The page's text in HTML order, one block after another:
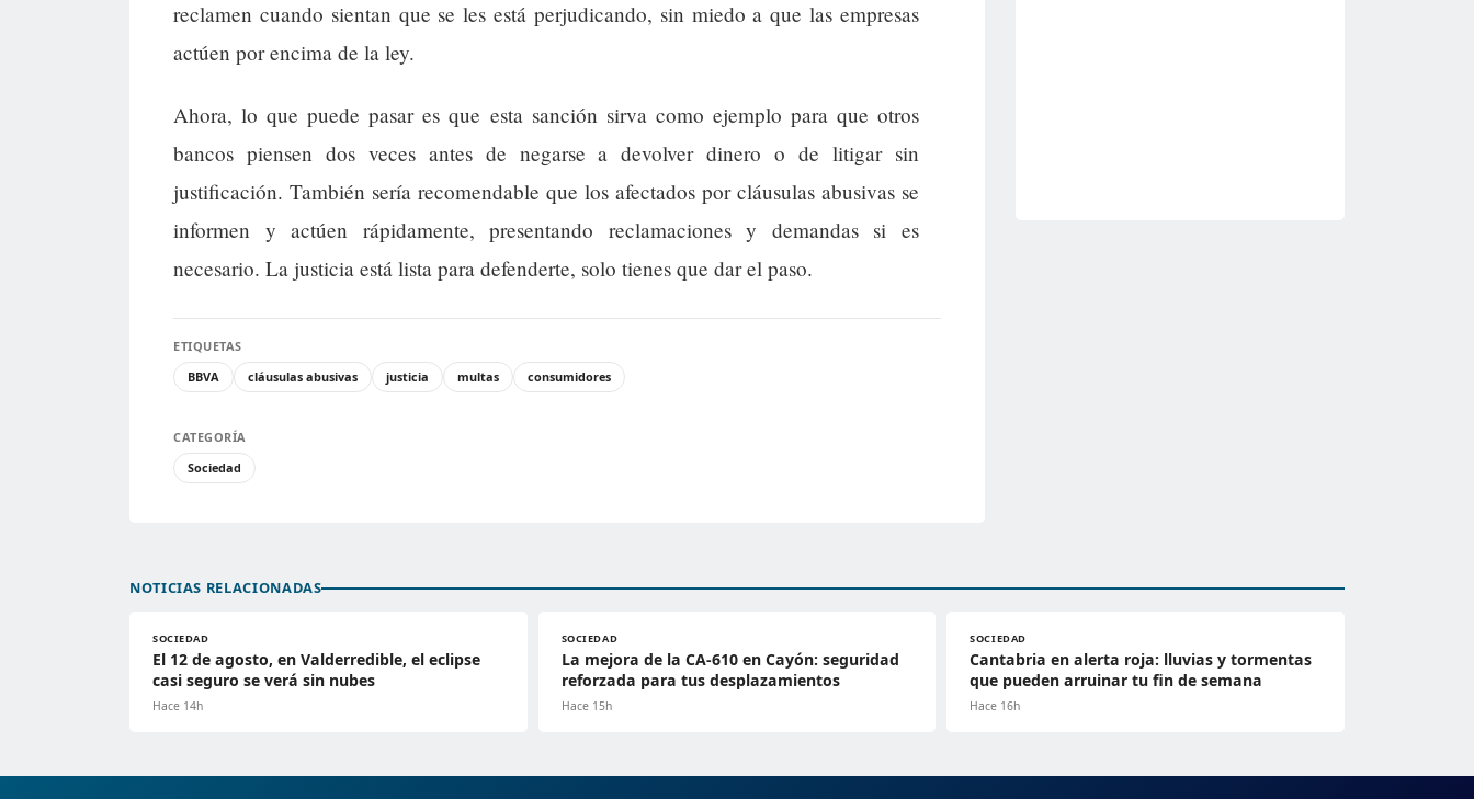
reclamen cuando sientan que se les está perjudicando, sin miedo a que las empresas
actúen por encima de la ley.
Ahora, lo que puede pasar es que esta sanción sirva como ejemplo para que otros
bancos piensen dos veces antes de negarse a devolver dinero o de litigar sin
justificación. También sería recomendable que los afectados por cláusulas abusivas se
informen y actúen rápidamente, presentando reclamaciones y demandas si es
necesario. La justicia está lista para defenderte, solo tienes que dar el paso.
ETIQUETAS
BBVA
cláusulas abusivas justicia multas consumidores
CATEGORÍA
Sociedad
NOTICIAS RELACIONADAS
SOCIEDAD
El 12 de agosto, en Valderredible, el eclipse
casi seguro se verá sin nubes
Hace 14h
SOCIEDAD
La mejora de la CA-610 en Cayón: seguridad
reforzada para tus desplazamientos
Hace 15h
SOCIEDAD
Cantabria en alerta roja: lluvias y tormentas
que pueden arruinar tu fin de semana
Hace 16h